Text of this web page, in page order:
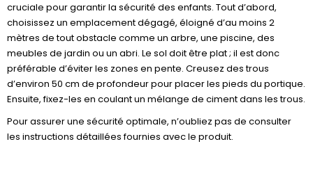
cruciale pour garantir la sécurité des enfants. Tout d’abord,
choisissez un emplacement dégagé, éloigné d’au moins 2
mètres de tout obstacle comme un arbre, une piscine, des
meubles de jardin ou un abri. Le sol doit être plat ; il est donc
préférable d’éviter les zones en pente. Creusez des trous
d’environ 50 cm de profondeur pour placer les pieds du portique.
Ensuite, fixez-les en coulant un mélange de ciment dans les trous.
Pour assurer une sécurité optimale, n’oubliez pas de consulter
les instructions détaillées fournies avec le produit.